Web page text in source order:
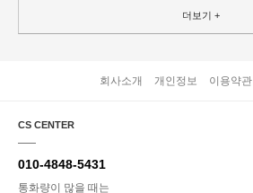
더보기 +
회사소개 개인정보 이용약관
CS CENTER
010-4848-5431
통화량이 많을 때는